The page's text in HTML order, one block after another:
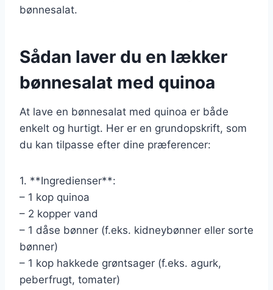
bønnesalat.
Sådan laver du en lækker
bønnesalat med quinoa
At lave en bønnesalat med quinoa er både
enkelt og hurtigt. Her er en grundopskrift, som
du kan tilpasse efter dine præferencer:
1. **Ingredienser**:
– 1 kop quinoa
– 2 kopper vand
– 1 dåse bønner (f.eks. kidneybønner eller sorte
bønner)
– 1 kop hakkede grøntsager (f.eks. agurk,
peberfrugt, tomater)